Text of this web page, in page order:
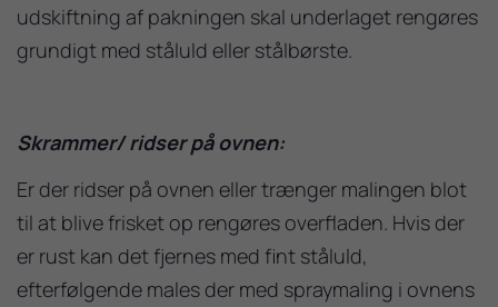
udskiftning af pakningen skal underlaget rengøres
grundigt med ståluld eller stålbørste.
Skrammer/ ridser på ovnen:
Er der ridser på ovnen eller trænger malingen blot
til at blive frisket op rengøres overfladen. Hvis der
er rust kan det fjernes med fint ståluld,
efterfølgende males der med spraymaling i ovnens